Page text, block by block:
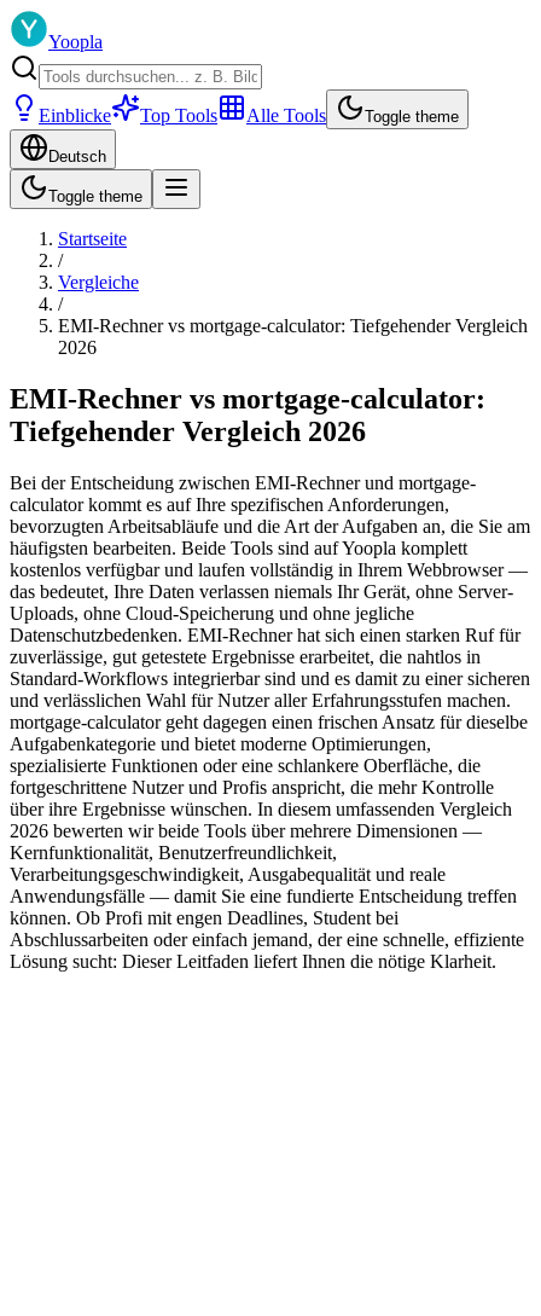
Yoopla
Einblicke Top Tools Alle Tools Toggle theme
Deutsch
Toggle theme
Startseite
/
Vergleiche
/
EMI-Rechner vs mortgage-calculator: Tiefgehender Vergleich
2026
EMI-Rechner vs mortgage-calculator:
Tiefgehender Vergleich 2026
Bei der Entscheidung zwischen EMI-Rechner und mortgage-
calculator kommt es auf Ihre spezifischen Anforderungen,
bevorzugten Arbeitsabläufe und die Art der Aufgaben an, die Sie am
häufigsten bearbeiten. Beide Tools sind auf Yoopla komplett
kostenlos verfügbar und laufen vollständig in Ihrem Webbrowser —
das bedeutet, Ihre Daten verlassen niemals Ihr Gerät, ohne Server-
Uploads, ohne Cloud-Speicherung und ohne jegliche
Datenschutzbedenken. EMI-Rechner hat sich einen starken Ruf für
zuverlässige, gut getestete Ergebnisse erarbeitet, die nahtlos in
Standard-Workflows integrierbar sind und es damit zu einer sicheren
und verlässlichen Wahl für Nutzer aller Erfahrungsstufen machen.
mortgage-calculator geht dagegen einen frischen Ansatz für dieselbe
Aufgabenkategorie und bietet moderne Optimierungen,
spezialisierte Funktionen oder eine schlankere Oberfläche, die
fortgeschrittene Nutzer und Profis anspricht, die mehr Kontrolle
über ihre Ergebnisse wünschen. In diesem umfassenden Vergleich
2026 bewerten wir beide Tools über mehrere Dimensionen —
Kernfunktionalität, Benutzerfreundlichkeit,
Verarbeitungsgeschwindigkeit, Ausgabequalität und reale
Anwendungsfälle — damit Sie eine fundierte Entscheidung treffen
können. Ob Profi mit engen Deadlines, Student bei
Abschlussarbeiten oder einfach jemand, der eine schnelle, effiziente
Lösung sucht: Dieser Leitfaden liefert Ihnen die nötige Klarheit.